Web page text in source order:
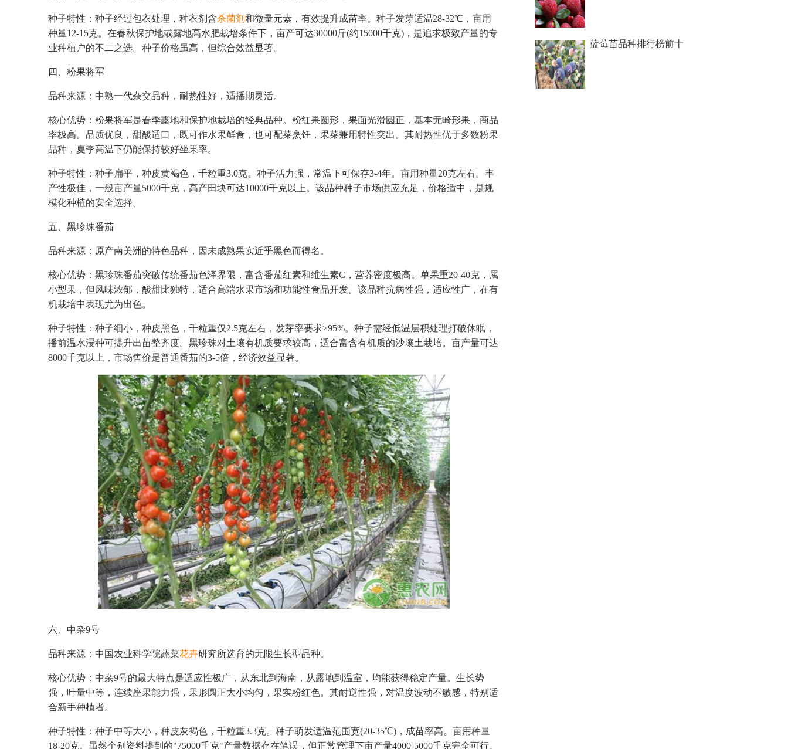
种子特性：种子经过包衣处理，种衣剂含杀菌剂 和微量元素，有效提升成苗率。种子发芽适温28-32℃，亩用
种量12-15克。在春秋保护地或露地高水肥栽培条件下，亩产可达30000斤(约15000千克)，是追求极致产量的专
业种植户的不二之选。种子价格虽高，但综合效益显著。
四、粉果将军
品种来源：中熟一代杂交品种，耐热性好，适播期灵活。
核心优势：粉果将军是春季露地和保护地栽培的经典品种。粉红果圆形，果面光滑圆正，基本无畸形果，商品
率极高。品质优良，甜酸适口，既可作水果鲜食，也可配菜烹饪，果菜兼用特性突出。其耐热性优于多数粉果
品种，夏季高温下仍能保持较好坐果率。
种子特性：种子扁平，种皮黄褐色，千粒重3.0克。种子活力强，常温下可保存3-4年。亩用种量20克左右。丰
产性极佳，一般亩产量5000千克，高产田块可达10000千克以上。该品种种子市场供应充足，价格适中，是规
模化种植的安全选择。
五、黑珍珠番茄
品种来源：原产南美洲的特色品种，因未成熟果实近乎黑色而得名。
核心优势：黑珍珠番茄突破传统番茄色泽界限，富含番茄红素和维生素C，营养密度极高。单果重20-40克，属
小型果，但风味浓郁，酸甜比独特，适合高端水果市场和功能性食品开发。该品种抗病性强，适应性广，在有
机栽培中表现尤为出色。
种子特性：种子细小，种皮黑色，千粒重仅2.5克左右，发芽率要求≥95%。种子需经低温层积处理打破休眠，
播前温水浸种可提升出苗整齐度。黑珍珠对土壤有机质要求较高，适合富含有机质的沙壤土栽培。亩产量可达
8000千克以上，市场售价是普通番茄的3-5倍，经济效益显著。
六、中杂9号
品种来源：中国农业科学院蔬菜花卉研究所选育的无限生长型品种。
核心优势：中杂9号的最大特点是适应性极广，从东北到海南，从露地到温室，均能获得稳定产量。生长势
强，叶量中等，连续座果能力强，果形圆正大小均匀，果实粉红色。其耐逆性强，对温度波动不敏感，特别适
合新手种植者。
种子特性：种子中等大小，种皮灰褐色，千粒重3.3克。种子萌发适温范围宽(20-35℃)，成苗率高。亩用种量
18-20克。虽然个别资料提到的"75000千克"产量数据存在笔误，但正常管理下亩产量4000-5000千克完全可行。
蓝莓苗品种排行榜前十